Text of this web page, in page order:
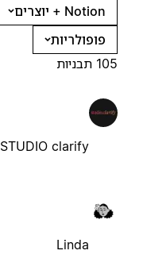
Notion + יוצרים
פופולריות
105 תבניות
STUDIO clarify
Linda